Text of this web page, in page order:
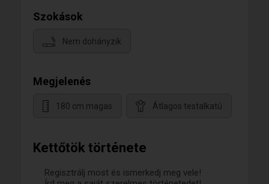
Kettőtök története
Regisztrálj most és ismerkedj meg vele!
Szokások
Nem dohányzik
Megjelenés
180 cm magas Átlagos testalkatú